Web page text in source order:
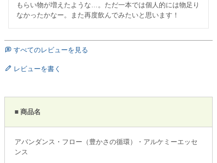
もらい物が増えたような…。ただ一本では個人的には物足り
なかったかなー。また再度飲んでみたいと思います！
すべてのレビューを見る
レビューを書く
■ 商品名
アバンダンス・フロー（豊かさの循環）・アルケミーエッセ
ンス